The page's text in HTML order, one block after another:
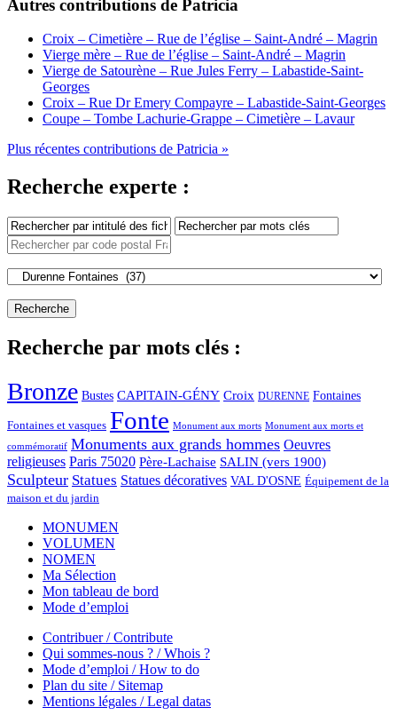
Autres contributions de Patricia
Croix – Cimetière – Rue de l’église – Saint-André – Magrin
Vierge mère – Rue de l’église – Saint-André – Magrin
Vierge de Satourène – Rue Jules Ferry – Labastide-Saint-
Georges
Croix – Rue Dr Emery Compayre – Labastide-Saint-Georges
Coupe – Tombe Lachurie-Grappe – Cimetière – Lavaur
Plus récentes contributions de Patricia »
Recherche experte :
Recherche par mots clés :
Bronze Bustes CAPITAIN-GÉNY Croix DURENNE Fontaines
Fontaines et vasques Fonte Monument aux morts Monument aux morts et
commémoratif Monuments aux grands hommes Oeuvres
religieuses Paris 75020 Père-Lachaise SALIN (vers 1900)
Sculpteur Statues Statues décoratives VAL D'OSNE Équipement de la
maison et du jardin
MONUMEN
VOLUMEN
NOMEN
Ma Sélection
Mon tableau de bord
Mode d’emploi
Contribuer / Contribute
Qui sommes-nous ? / Whois ?
Mode d’emploi / How to do
Plan du site / Sitemap
Mentions légales / Legal datas